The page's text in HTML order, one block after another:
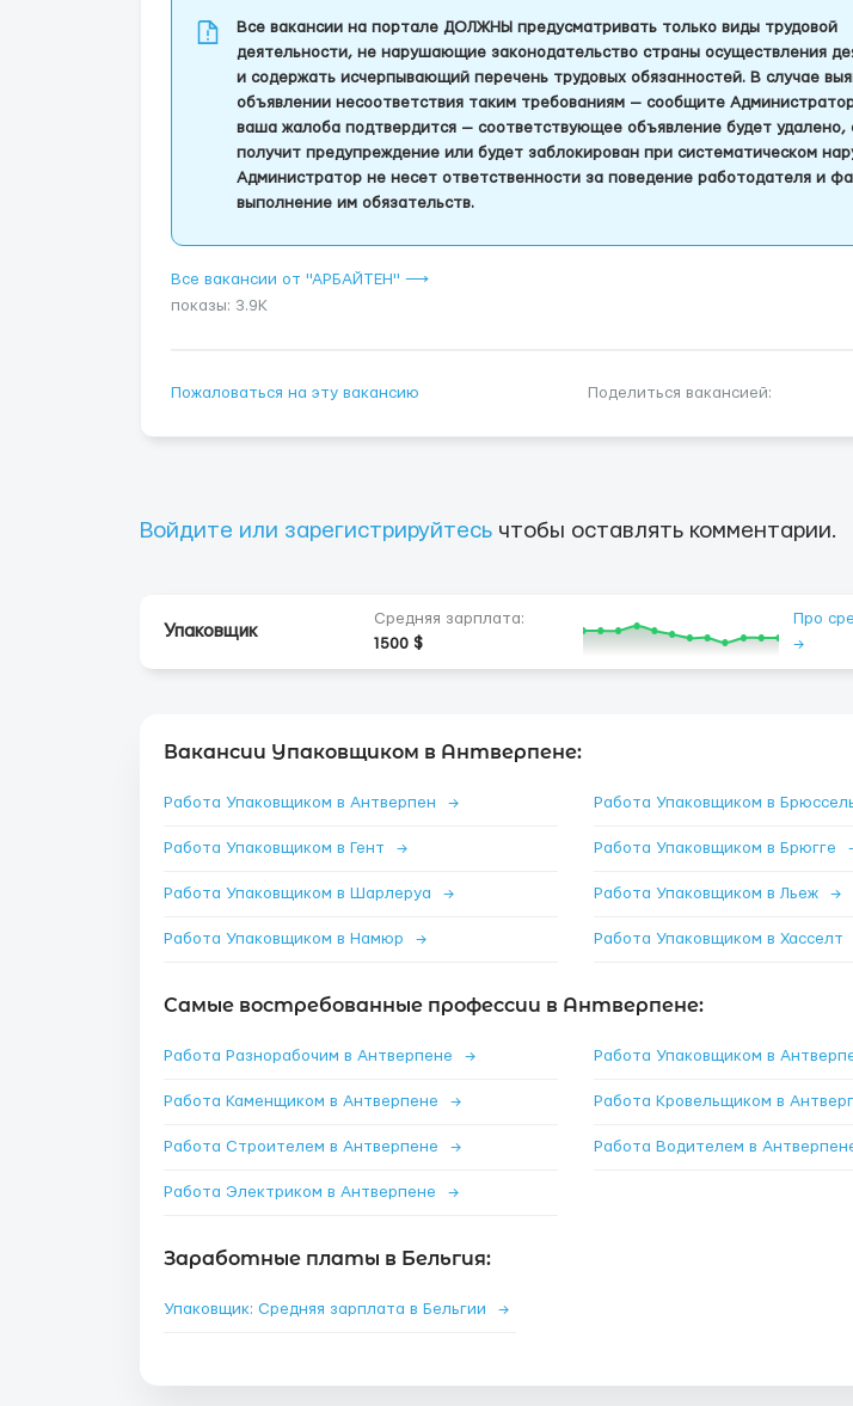
Все вакансии на портале ДОЛЖНЫ предусматривать только виды трудовой
деятельности, не нарушающие законодательство страны осуществления
и содержать исчерпывающий перечень трудовых обязанностей. В случае
объявлении несоответствия таким требованиям — сообщите
ваша жалоба подтвердится — соответствующее объявление будет удалено,
получит предупреждение или будет заблокирован при систематическом
Администратор не несет ответственности за поведение работодателя и
выполнение им обязательств.
Все вакансии от "АPБАЙTЕН" ⟶
показы: 3.9K
Пожаловаться на эту вакансию Поделиться вакансией:
Войдите или зарегистрируйтесь чтобы оставлять комментарии.
Упаковщик
Средняя зарплата:
1500 $
Про
→
Вакансии Упаковщиком в Антверпене:
Работа Упаковщиком в Антверпен → Работа Упаковщиком в
Работа Упаковщиком в Гент → Работа Упаковщиком в Брюгге
Работа Упаковщиком в Шарлеруа → Работа Упаковщиком в Льеж →
Работа Упаковщиком в Намюр → Работа Упаковщиком в Хасселт
Самые востребованные профессии в Антверпене:
Работа Разнорабочим в Антверпене → Работа Упаковщиком в
Работа Каменщиком в Антверпене → Работа Кровельщиком в
Работа Строителем в Антверпене → Работа Водителем в
Работа Электриком в Антверпене →
Заработные платы в Бельгия:
Упаковщик: Средняя зарплата в Бельгии →